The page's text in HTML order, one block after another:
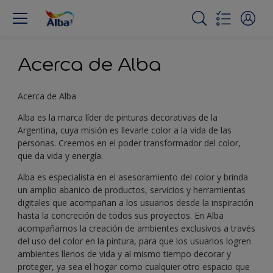
Acerca de Alba
Acerca de Alba
Alba es la marca líder de pinturas decorativas de la
Argentina, cuya misión es llevarle color a la vida de las
personas. Creemos en el poder transformador del color,
que da vida y energía.
Alba es especialista en el asesoramiento del color y brinda
un amplio abanico de productos, servicios y herramientas
digitales que acompañan a los usuarios desde la inspiración
hasta la concreción de todos sus proyectos. En Alba
acompañamos la creación de ambientes exclusivos a través
del uso del color en la pintura, para que los usuarios logren
ambientes llenos de vida y al mismo tiempo decorar y
proteger, ya sea el hogar como cualquier otro espacio que